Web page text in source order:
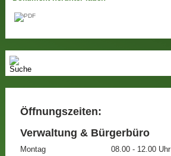
Öffnungszeiten:
Verwaltung & Bürgerbüro
Montag
08.00 - 12.00 Uhr